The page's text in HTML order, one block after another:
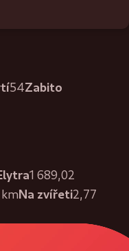
54Zabito
1 689,02
Na zvířeti2,77